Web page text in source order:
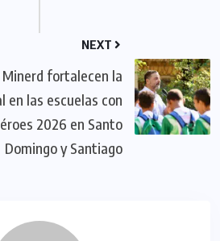
NEXT
fortalecen la
en las escuelas con
2026 en Santo
Domingo y Santiago